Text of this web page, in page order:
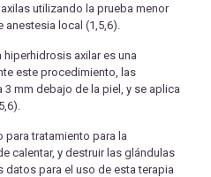
utilizando la prueba menor
local (1,5,6).
axilar es una
este procedimiento, las
mm debajo de la piel, y se aplica
para tratamiento para la
calentar, y destruir las glándulas
datos para el uso de esta terapia